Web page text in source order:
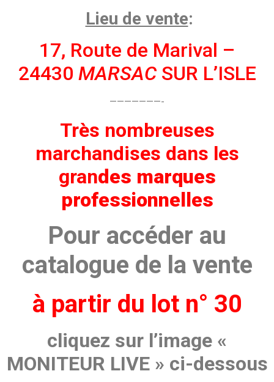
Lieu de vente:
17, Route de Marival –
24430 MARSACSUR L’ISLE
———————-
Très nombreuses
marchandises dans les
grandes marques
professionnelles
Pour accéder au
catalogue de la vente
à partir du lot n° 30
cliquez sur l’image «
MONITEUR LIVE » ci-dessous